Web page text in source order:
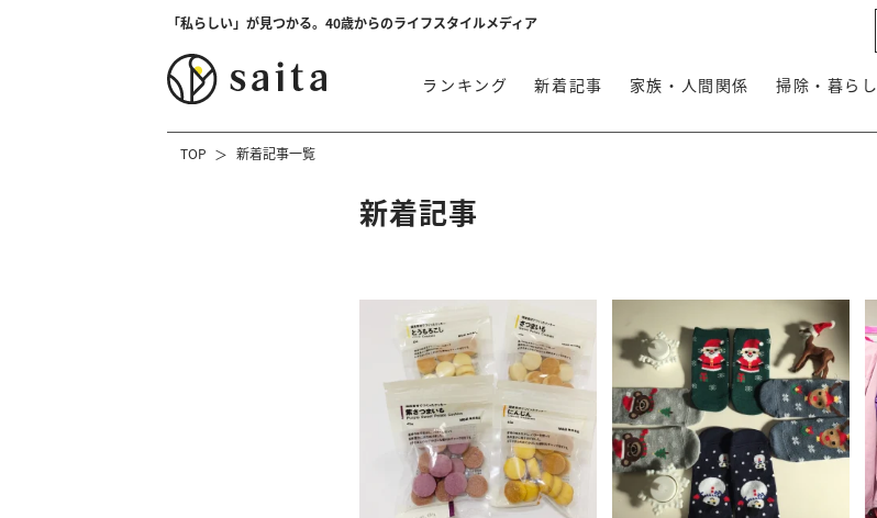
「私らしい」が見つかる。40歳からのライフスタイルメディア
ランキング 新着記事 家族・人間関係 掃除・暮らし
TOP 新着記事一覧
新着記事